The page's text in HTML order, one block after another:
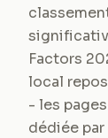
Factors
local
- les
dédiée